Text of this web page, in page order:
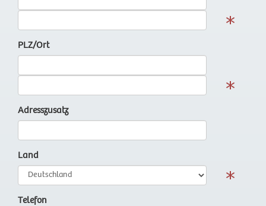
PLZ/Ort
Adresszusatz
Land
Telefon